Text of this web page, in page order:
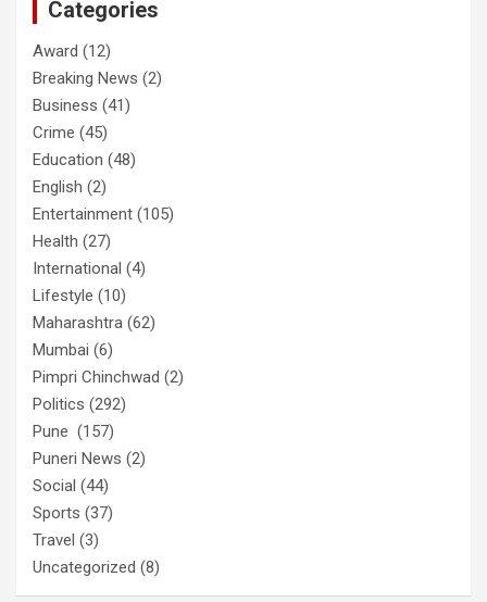
Categories
Award (12)
Breaking News (2)
Business (41)
Crime (45)
Education (48)
English (2)
Entertainment (105)
Health (27)
International (4)
Lifestyle (10)
Maharashtra (62)
Mumbai (6)
Pimpri Chinchwad (2)
Politics (292)
Pune (157)
Puneri News (2)
Social (44)
Sports (37)
Travel (3)
Uncategorized (8)